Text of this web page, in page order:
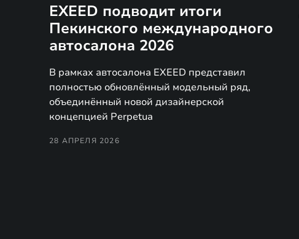
EXEED подводит итоги
Пекинского международного
автосалона 2026
В рамках автосалона EXEED представил
полностью обновлённый модельный ряд,
объединённый новой дизайнерской
концепцией Perpetua
28 АПРЕЛЯ 2026